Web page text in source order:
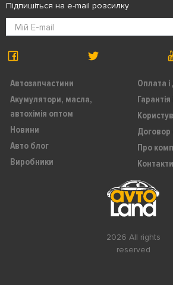
2026 All rights
reserved
Автозапчастини
Акумулятори, масла,
автохімія оптом
Новини
Авто блог
Виробники
Оплата
Про
Контакти
Підпишіться на e-mail розсилку